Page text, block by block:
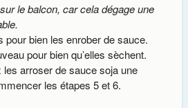
le balcon, car cela dégage une
pour bien les enrober de sauce.
pour bien qu’elles sèchent.
arroser de sauce soja une
les étapes 5 et 6.